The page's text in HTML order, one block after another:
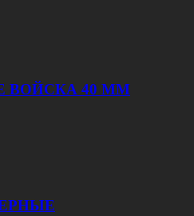
ВОЙСКА 40 ММ